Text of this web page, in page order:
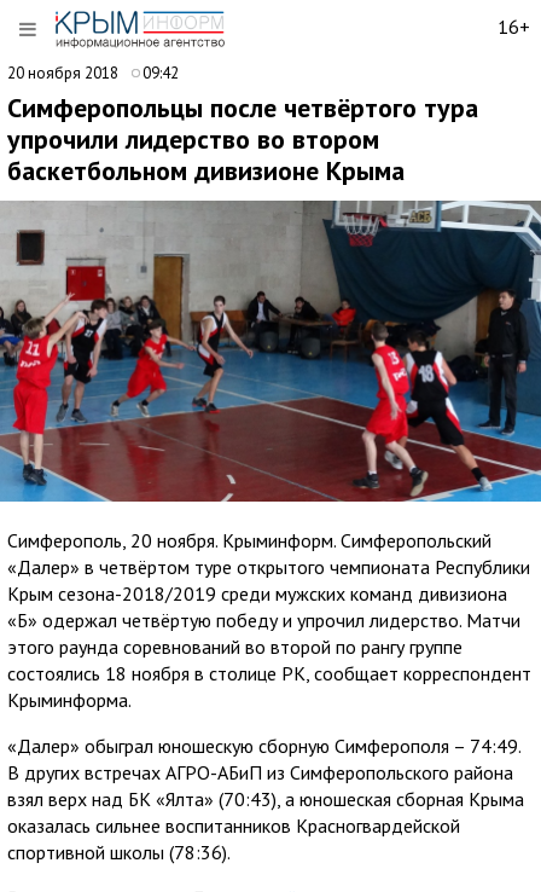
16+
20 ноября 2018 09:42
Симферопольцы после четвёртого тура
упрочили лидерство во втором
баскетбольном дивизионе Крыма
Симферополь, 20 ноября. Крыминформ. Симферопольский
«Далер» в четвёртом туре открытого чемпионата Республики
Крым сезона-2018/2019 среди мужских команд дивизиона
«Б» одержал четвёртую победу и упрочил лидерство. Матчи
этого раунда соревнований во второй по рангу группе
состоялись 18 ноября в столице РК, сообщает корреспондент
Крыминформа.
«Далер» обыграл юношескую сборную Симферополя – 74:49.
В других встречах АГРО-АБиП из Симферопольского района
взял верх над БК «Ялта» (70:43), а юношеская сборная Крыма
оказалась сильнее воспитанников Красногвардейской
спортивной школы (78:36).